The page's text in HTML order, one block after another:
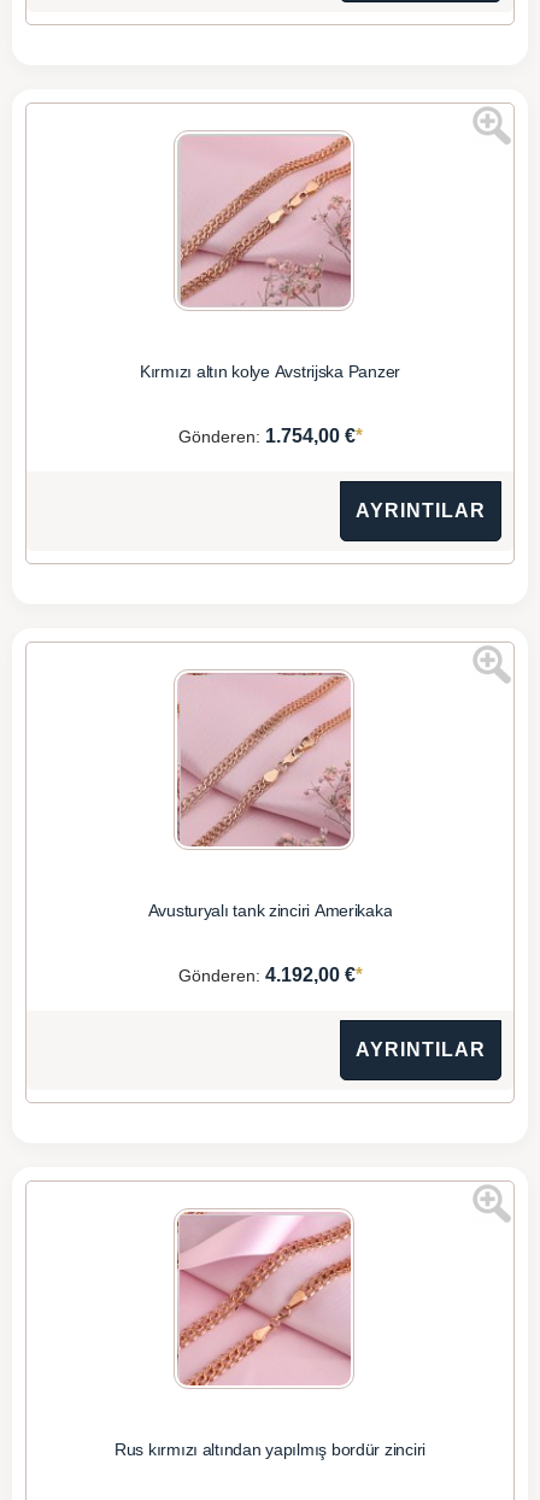
Kırmızı altın kolye Avstrijska Panzer
Gönderen: 1.754,00 €*
AYRINTILAR
Avusturyalı tank zinciri Amerikaka
Gönderen: 4.192,00 €*
AYRINTILAR
Rus kırmızı altından yapılmış bordür zinciri